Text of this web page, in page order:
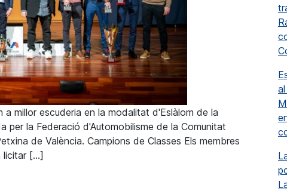
millor escuderia en la modalitat d'Eslàlom de la
per la Federació d'Automobilisme de la Comunitat
de València. Campions de Classes Els membres
licitar […]